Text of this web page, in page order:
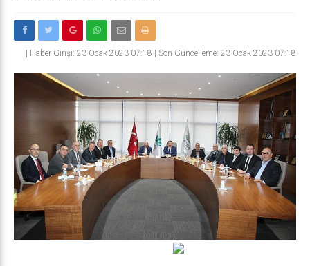
Haber Girişi: 23 Ocak 2023 07:18 | Son Güncelleme: 23 Ocak 2023 07:18